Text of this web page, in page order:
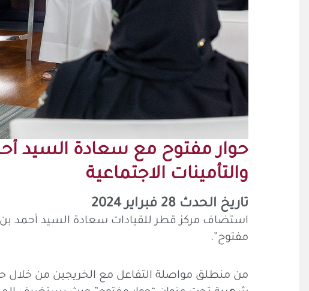
حوار مفتوح مع سعادة السيد
والتأمينات الاجتماعية
تاريخ الحدث 28 فبراير 2024
استضاف مركز قطر للقيادات سعادة السيد أحمد بن
مفتوح”.
من منطلق مواصلة التفاعل مع الخريجين من خلال